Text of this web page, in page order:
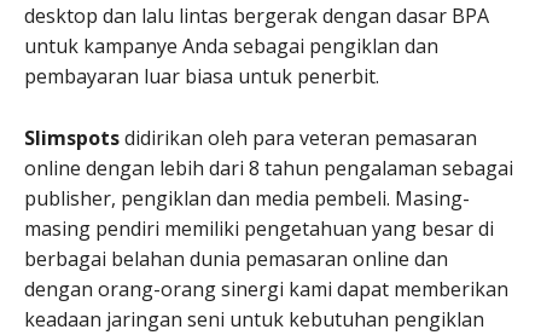
desktop dan lalu lintas bergerak dengan dasar BPA
untuk kampanye Anda sebagai pengiklan dan
pembayaran luar biasa untuk penerbit.
Slimspotsdidirikan oleh para veteran pemasaran
online dengan lebih dari 8 tahun pengalaman sebagai
publisher, pengiklan dan media pembeli. Masing-
masing pendiri memiliki pengetahuan yang besar di
berbagai belahan dunia pemasaran online dan
dengan orang-orang sinergi kami dapat memberikan
keadaan jaringan seni untuk kebutuhan pengiklan